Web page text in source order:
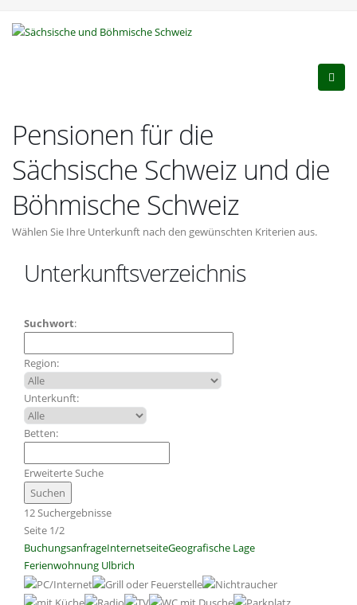
Pensionen für die
Sächsische Schweiz und die
Böhmische Schweiz
Wählen Sie Ihre Unterkunft nach den gewünschten Kriterien aus.
Unterkunftsverzeichnis
Suchwort:
Region:
Unterkunft:
Betten:
Erweiterte Suche
12 Suchergebnisse
Seite 1/2
BuchungsanfrageInternetseiteGeografische Lage
Ferienwohnung Ulbrich